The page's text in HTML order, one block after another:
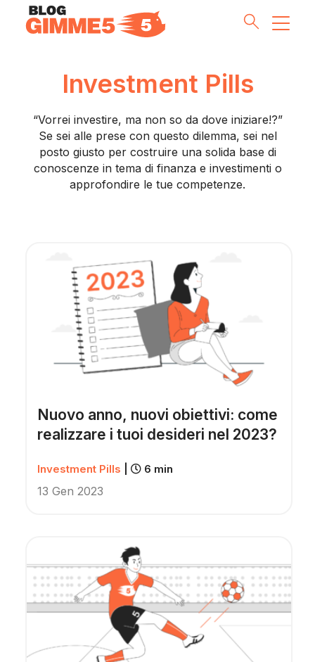
Money Tips
Investment Pills
Lifestyle
Meet the Team
Scopri Gimme5
Investment Pills
“Vorrei investire, ma non so da dove iniziare!?”
Se sei alle prese con questo dilemma, sei nel
posto giusto per costruire una solida base di
conoscenze in tema di finanza e investimenti o
approfondire le tue competenze.
Nuovo anno, nuovi obiettivi: come
realizzare i tuoi desideri nel 2023?
Investment Pills 6 min
13 Gen 2023